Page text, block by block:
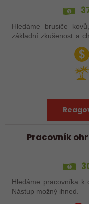
Hledáme brusiče
základní zkušenost a chce
být samostatný
abys už někdy
Pracovník
Hledáme pracovníka k
Nástup možný ihned.